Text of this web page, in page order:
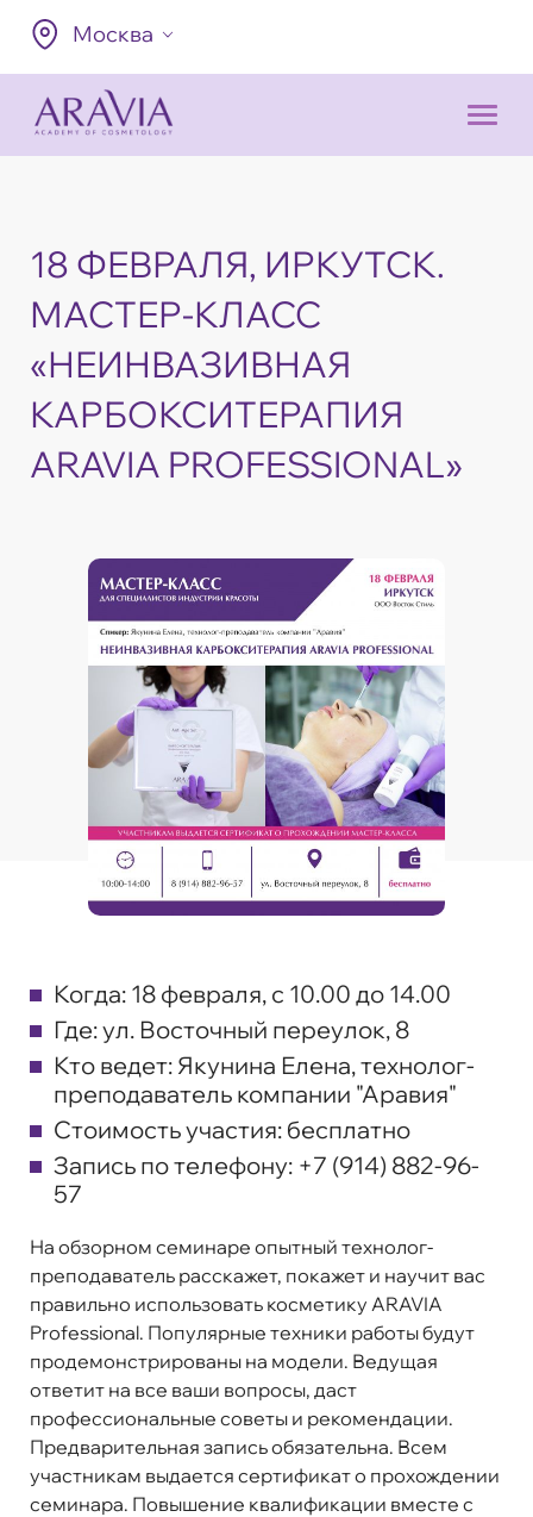
Москва
18 ФЕВРАЛЯ, ИРКУТСК.
МАСТЕР-КЛАСС
«НЕИНВАЗИВНАЯ
КАРБОКСИТЕРАПИЯ
ARAVIA PROFESSIONAL»
Когда: 18 февраля, с 10.00 до 14.00
Где: ул. Восточный переулок, 8
Кто ведет: Якунина Елена, технолог-
преподаватель компании "Аравия"
Стоимость участия: бесплатно
Запись по телефону: +7 (914) 882-96-
57
На обзорном семинаре опытный технолог-
преподаватель расскажет, покажет и научит вас
правильно использовать косметику ARAVIA
Professional. Популярные техники работы будут
продемонстрированы на модели. Ведущая
ответит на все ваши вопросы, даст
профессиональные советы и рекомендации.
Предварительная запись обязательна. Всем
участникам выдается сертификат о прохождении
семинара. Повышение квалификации вместе с